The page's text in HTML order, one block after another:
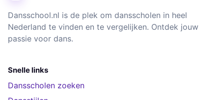
Dansschool.nl is de plek om dansscholen in heel
Nederland te vinden en te vergelijken. Ontdek jouw
passie voor dans.
Snelle links
Dansscholen zoeken